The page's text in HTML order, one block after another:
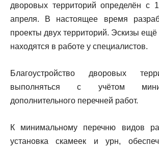
дворовых территорий определён с
апреля. В настоящее время
проекты двух территорий. Эскизы
находятся в работе у специалистов.
Благоустройство дворовых
выполняться с учётом
дополнительного перечней работ.
К минимальному перечню видов
установка скамеек и урн,